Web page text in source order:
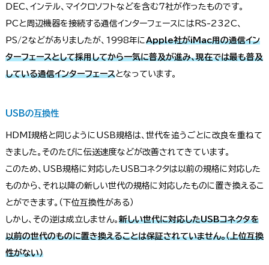
DEC、インテル、マイクロソフトなどを含む7社が作ったものです。
PCと周辺機器を接続する通信インターフェースにはRS-232C、
PS/2などがありましたが、1998年にApple社がiMac用の通信イン
ターフェースとして採用してから一気に普及が進み、現在では最も普及
している通信インターフェースとなっています。
USBの互換性
HDMI規格と同じようにUSB規格は、世代を追うごとに改良を重ねて
きました。そのたびに伝送速度などが改善されてきています。
このため、USB規格に対応したUSBコネクタは以前の規格に対応した
ものから、それ以降の新しい世代の規格に対応したものに置き換えるこ
とができます。（下位互換性がある）
しかし、その逆は成立しません。 新しい世代に対応したUSBコネクタを
以前の世代のものに置き換えることは保証されていません。（上位互換
性がない）